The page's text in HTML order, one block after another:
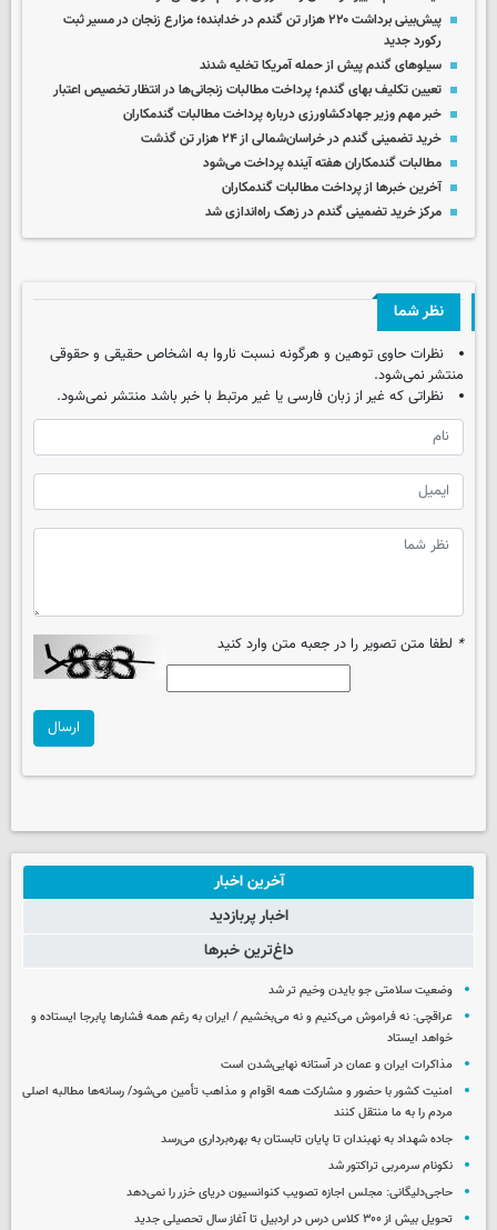
پیش‌بینی برداشت ۲۲۰ هزار تن گندم در خدابنده؛ مزارع زنجان در مسیر ثبت
رکورد جدید
سیلوهای گندم پیش از حمله آمریکا تخلیه شدند
تعیین تکلیف بهای گندم؛ پرداخت مطالبات زنجانی‌ها در انتظار تخصیص اعتبار
خبر مهم وزیر جهادکشاورزی درباره پرداخت مطالبات گندمکاران
خرید تضمینی گندم در خراسان‌شمالی از ۲۴ هزار تن گذشت
مطالبات گندمکاران هفته آینده پرداخت می‌شود
آخرین خبرها از پرداخت مطالبات گندمکاران
مرکز خرید تضمینی گندم در زهک راه‌اندازی شد
نظر شما
نظرات حاوی توهین و هرگونه نسبت ناروا به اشخاص حقیقی و حقوقی
منتشر نمی‌شود.
نظراتی که غیر از زبان فارسی یا غیر مرتبط با خبر باشد منتشر نمی‌شود.
* لطفا متن تصویر را در جعبه متن وارد کنید
ارسال
آخرین اخبار
اخبار پربازدید
داغ‌ترین خبرها
وضعیت سلامتی جو بایدن وخیم تر شد
عراقچی: نه فراموش می‌کنیم و نه می‌بخشیم / ایران به رغم همه فشارها پابرجا ایستاده و
خواهد ایستاد
مذاکرات ایران و عمان در آستانه نهایی‌شدن است
امنیت کشور با حضور و مشارکت همه اقوام و مذاهب تأمین می‌شود/ رسانه‌ها مطالبه اصلی
مردم را به ما منتقل کنند
جاده شهداد به نهبندان تا پایان تابستان به بهره‌برداری می‌رسد
نکونام سرمربی تراکتور شد
حاجی‌دلیگانی: مجلس اجازه تصویب کنوانسیون دریای خزر را نمی‌دهد
تحویل بیش از ۳۰۰ کلاس درس در اردبیل تا آغاز سال تحصیلی جدید